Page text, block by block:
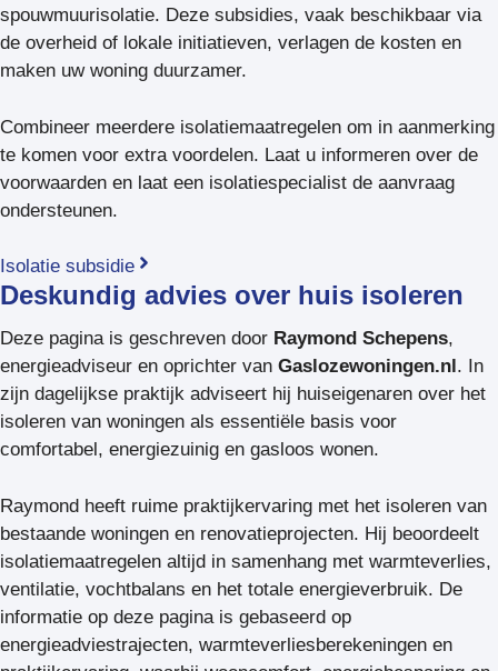
spouwmuurisolatie. Deze subsidies, vaak beschikbaar via
de overheid of lokale initiatieven, verlagen de kosten en
maken uw woning duurzamer.
Combineer meerdere isolatiemaatregelen om in aanmerking
te komen voor extra voordelen. Laat u informeren over de
voorwaarden en laat een isolatiespecialist de aanvraag
ondersteunen.
Isolatie subsidie
Deskundig advies over huis isoleren
Deze pagina is geschreven door Raymond Schepens,
energieadviseur en oprichter van Gaslozewoningen.nl . In
zijn dagelijkse praktijk adviseert hij huiseigenaren over het
isoleren van woningen als essentiële basis voor
comfortabel, energiezuinig en gasloos wonen.
Raymond heeft ruime praktijkervaring met het isoleren van
bestaande woningen en renovatieprojecten. Hij beoordeelt
isolatiemaatregelen altijd in samenhang met warmteverlies,
ventilatie, vochtbalans en het totale energieverbruik. De
informatie op deze pagina is gebaseerd op
energieadviestrajecten, warmteverliesberekeningen en